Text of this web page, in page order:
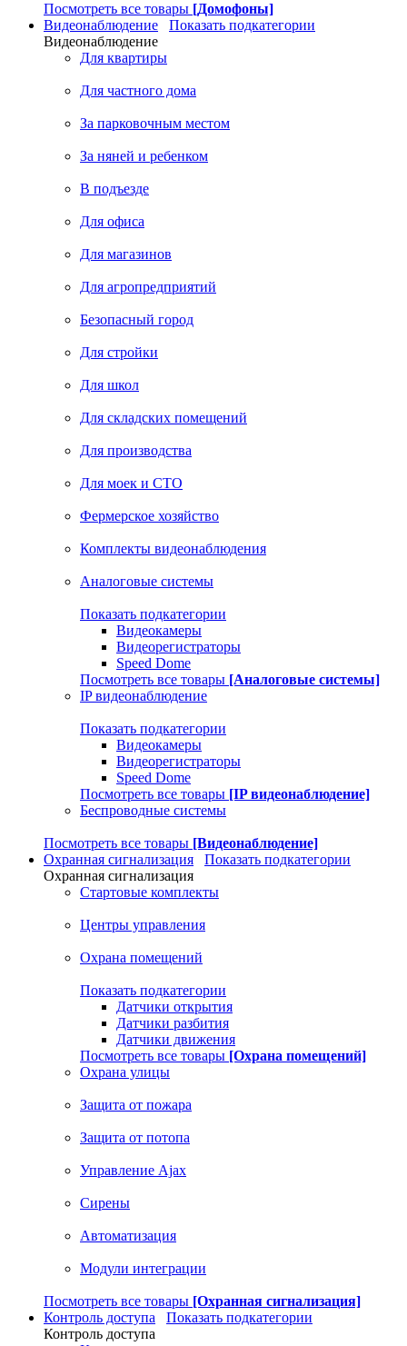
Посмотреть все товары [Домофоны]
Видеонаблюдение
Показать подкатегории
Видеонаблюдение
Для квартиры
Для частного дома
За парковочным местом
За няней и ребенком
В подъезде
Для офиса
Для магазинов
Для агропредприятий
Безопасный город
Для стройки
Для школ
Для складских помещений
Для производства
Для моек и СТО
Фермерское хозяйство
Комплекты видеонаблюдения
Аналоговые системы
Показать подкатегории
Видеокамеры
Видеорегистраторы
Speed Dome
Посмотреть все товары [Аналоговые системы]
IP видеонаблюдение
Показать подкатегории
Видеокамеры
Видеорегистраторы
Speed Dome
Посмотреть все товары [IP видеонаблюдение]
Беспроводные системы
Посмотреть все товары [Видеонаблюдение]
Охранная сигнализация
Показать подкатегории
Охранная сигнализация
Стартовые комплекты
Центры управления
Охрана помещений
Показать подкатегории
Датчики открытия
Датчики разбития
Датчики движения
Посмотреть все товары [Охрана помещений]
Охрана улицы
Защита от пожара
Защита от потопа
Управление Ajax
Сирены
Автоматизация
Модули интеграции
Посмотреть все товары [Охранная сигнализация]
Контроль доступа
Показать подкатегории
Контроль доступа